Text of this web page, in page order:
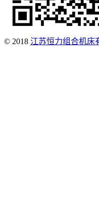
© 2018 江苏恒力组合机床